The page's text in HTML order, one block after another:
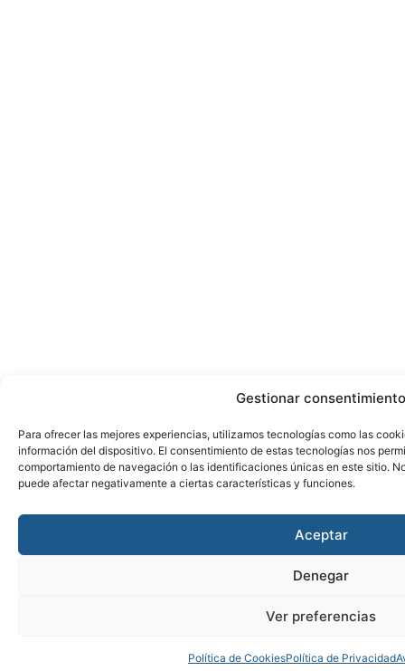
Gestionar consentimiento
Para ofrecer las mejores experiencias, utilizamos tecnologías como las
información del dispositivo. El consentimiento de estas tecnologías nos
comportamiento de navegación o las identificaciones únicas en este sitio.
puede afectar negativamente a ciertas características y funciones.
Aceptar
Denegar
Ver preferencias
Política de CookiesPolítica de Privacidad